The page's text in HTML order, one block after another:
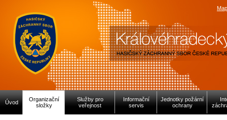
Úvod
Organizační
složky
Služby pro
veřejnost
Informační
servis
Jednotky požární
ochrany